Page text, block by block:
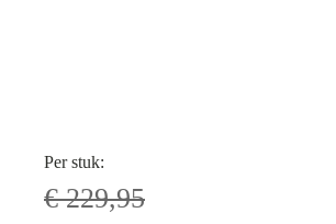
Per stuk:
€229,95